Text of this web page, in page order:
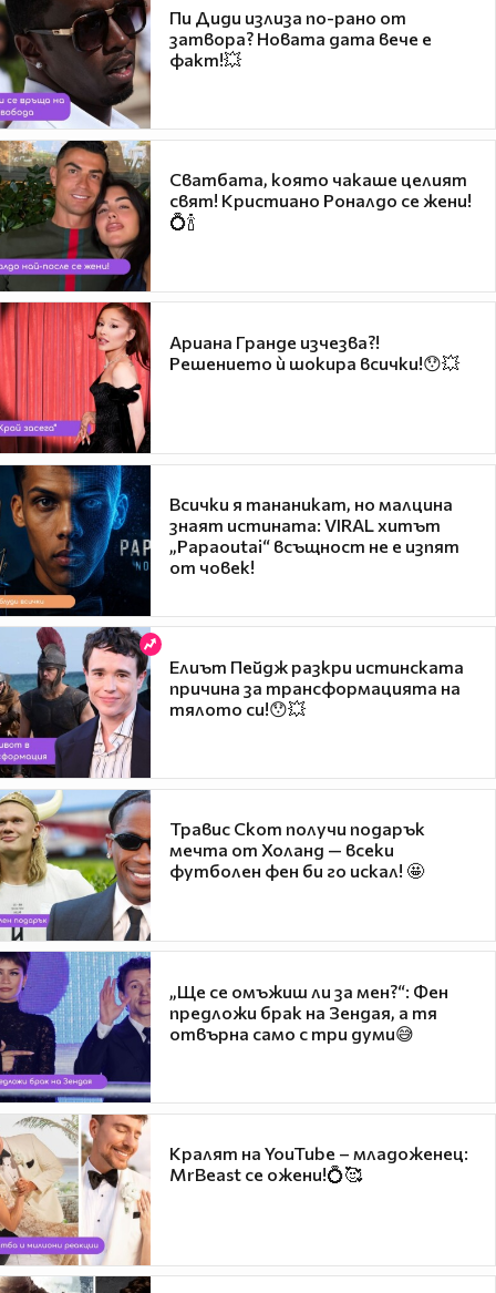
Пи Диди излиза по-рано от
затвора? Новата дата вече е
факт!💥
Сватбата, която чакаше целият
свят! Кристиано Роналдо се жени!
💍🍾
Ариана Гранде изчезва?!
Решението ѝ шокира всички!😯💥
Всички я тананикат, но малцина
знаят истината: VIRAL хитът
„Papaoutai“ всъщност не е изпят
от човек!
Елиът Пейдж разкри истинската
причина за трансформацията на
тялото си!😯💥
Травис Скот получи подарък
мечта от Холанд — всеки
футболен фен би го искал! 🤩
„Ще се омъжиш ли за мен?“: Фен
предложи брак на Зендая, а тя
отвърна само с три думи😅
Кралят на YouTube – младоженец:
MrBeast се ожени!💍🥰